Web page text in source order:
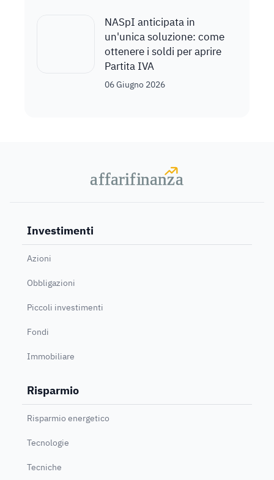
NASpI anticipata in
un'unica soluzione: come
ottenere i soldi per aprire
Partita IVA
06 Giugno 2026
affarifinanza
affarifinanza
Investimenti
Azioni
Obbligazioni
Piccoli investimenti
Fondi
Immobiliare
Risparmio
Risparmio energetico
Tecnologie
Tecniche